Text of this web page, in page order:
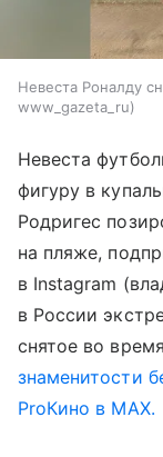
Невеста Роналду
www_gazeta_ru
Невеста
фигуру в
Родригес
на пляже,
в Instagram
в России
снятое во
знаменитости
ProКино в MAX.